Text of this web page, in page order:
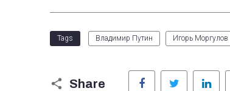
Tags Владимир Путин Игорь Моргулов
Share
Facebook Twitter